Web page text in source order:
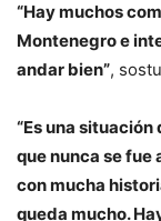
“Hay muchos
Montenegro e
andar bien”,
“Es una
que nunca se fue
con mucha
queda mucho.